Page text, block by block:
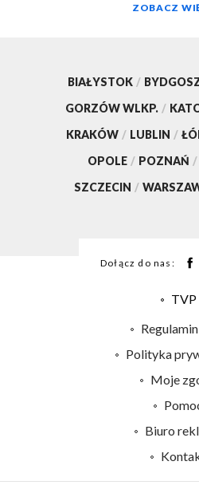
ZOBACZ
BIAŁYSTOK /
GORZÓW WLKP. /
KRAKÓW / LUBLIN /
OPOLE / POZNAŃ /
SZCZECIN /
Dołącz do nas:
TVP
Centrum informacji TVP
Naziemna Telewizja Cyfrowa
System NOS
Polityka
Moje
Biuro